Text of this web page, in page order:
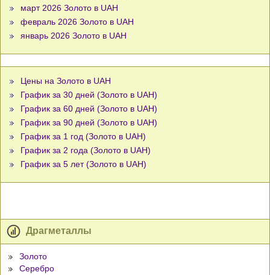
март 2026 Золото в UAH
февраль 2026 Золото в UAH
январь 2026 Золото в UAH
Цены на Золото в UAH
График за 30 дней (Золото в UAH)
График за 60 дней (Золото в UAH)
График за 90 дней (Золото в UAH)
График за 1 год (Золото в UAH)
График за 2 года (Золото в UAH)
График за 5 лет (Золото в UAH)
Драгметаллы
Золото
Серебро